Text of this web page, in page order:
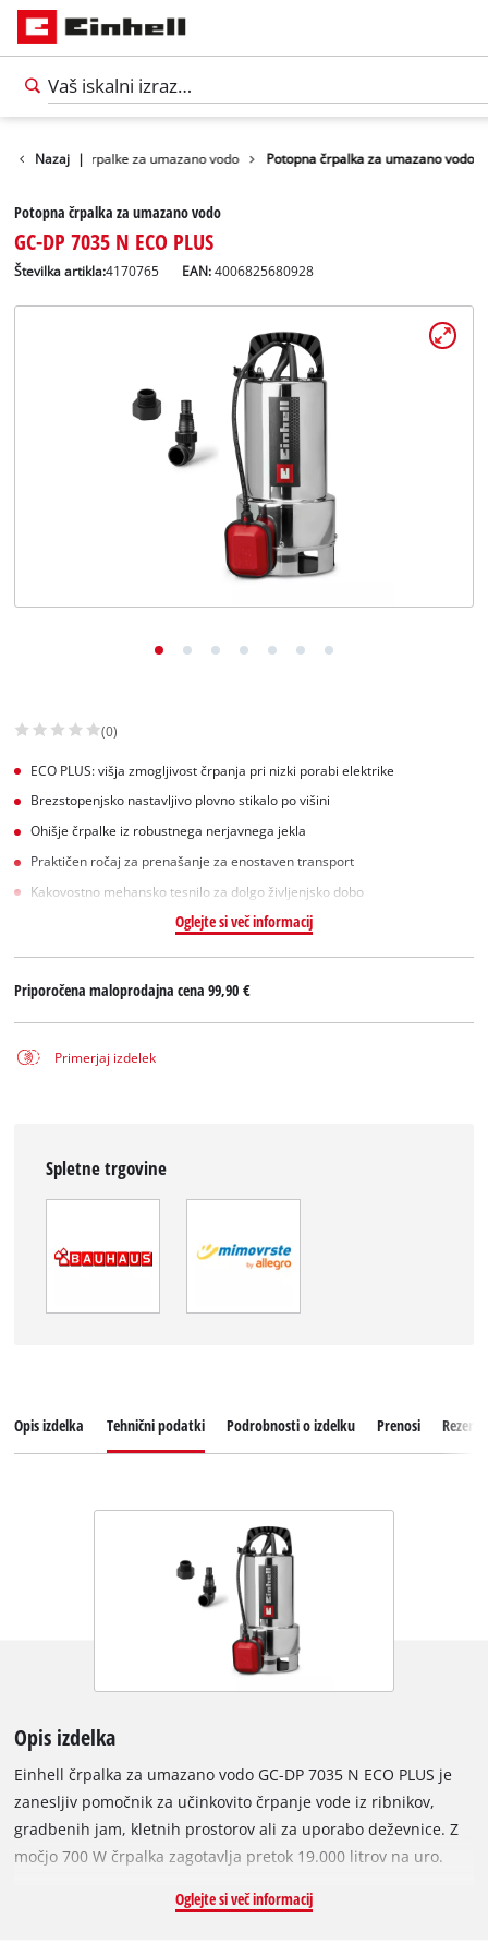
Nazaj |
Potopne črpalke za umazano vodo Potopna črpalka za umazano vodo
Potopna črpalka za umazano vodo
GC-DP 7035 N ECO PLUS
Številka artikla:4170765 EAN:4006825680928
(0)
ECO PLUS: višja zmogljivost črpanja pri nizki porabi elektrike
Brezstopenjsko nastavljivo plovno stikalo po višini
Ohišje črpalke iz robustnega nerjavnega jekla
Praktičen ročaj za prenašanje za enostaven transport
Kakovostno mehansko tesnilo za dolgo življenjsko dobo
Oglejte si več informacij
Priporočena maloprodajna cena99,90 €
Primerjaj izdelek
Spletne trgovine
Opis izdelka Tehnični podatki Podrobnosti o izdelku Prenosi
Opis izdelka
Einhell črpalka za umazano vodo GC-DP 7035 N ECO PLUS je
zanesljiv pomočnik za učinkovito črpanje vode iz ribnikov,
gradbenih jam, kletnih prostorov ali za uporabo deževnice. Z
močjo 700 W črpalka zagotavlja pretok 19.000 litrov na uro.
potopitve je 7 metrov. Črpalka je zasnovana za delce
Oglejte si več informacij